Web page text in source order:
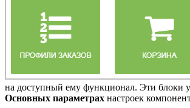
на доступный ему функционал. Эти блоки
Основных параметрах настроек